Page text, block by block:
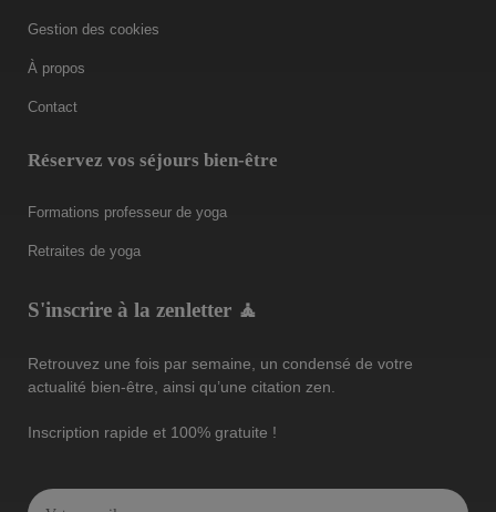
Gestion des cookies
À propos
Contact
Réservez vos séjours bien-être
Formations professeur de yoga
Retraites de yoga
S'inscrire à la zenletter 🧘
Retrouvez une fois par semaine, un condensé de votre
actualité bien-être, ainsi qu’une citation zen.
Inscription rapide et 100% gratuite !